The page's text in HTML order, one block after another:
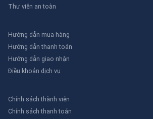
Thư viên an toàn
Hướng dẫn mua hàng
Hướng dẫn thanh toán
Hướng dẫn giao nhận
Điều khoản dịch vụ
Chính sách thành viên
Chính sách thanh toán